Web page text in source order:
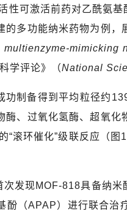
性可激活前药对乙酰氨
的多功能纳米药物为例
multienzyme-mimicking
学评论》 （National
功制备得到平均粒径约
酶、过氧化氢酶、超氧
“滚环催化”级联反应（图
次发现MOF-818具备纳米
酚（APAP）进行联合治